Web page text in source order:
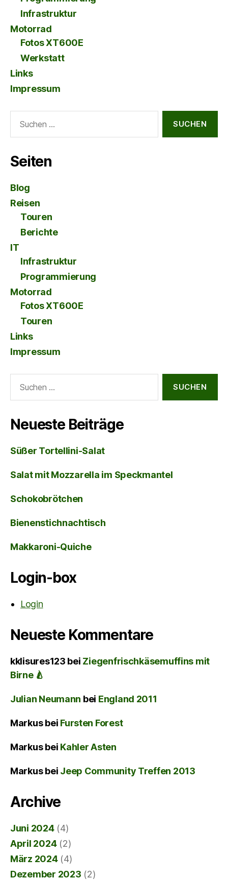
Infrastruktur
Motorrad
Fotos XT600E
Werkstatt
Links
Impressum
nach:
Seiten
Blog
Reisen
Touren
Berichte
IT
Infrastruktur
Programmierung
Motorrad
Fotos XT600E
Touren
Links
Impressum
nach:
Neueste Beiträge
Süßer Tortellini-Salat
Salat mit Mozzarella im Speckmantel
Schokobrötchen
Bienenstichnachtisch
Makkaroni-Quiche
Login-box
Login
Neueste Kommentare
kklisures123 bei Ziegenfrischkäsemuffins mit
Birne 🍐
Julian Neumann bei England 2011
Markusbei Fursten Forest
Markusbei Kahler Asten
Markusbei Jeep Community Treffen 2013
Archive
Juni 2024(4)
April 2024(2)
März 2024(4)
Dezember 2023 (2)